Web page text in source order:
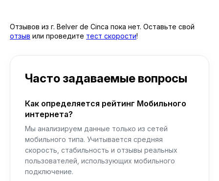
Отзывов из г. Belver de Cinca пока нет. Оставьте свой
отзыв или проведите тест скорости!
Часто задаваемые вопросы
Как определяется рейтинг Мобильного
интернета?
Мы анализируем данные только из сетей
мобильного типа. Учитывается средняя
скорость, стабильность и отзывы реальных
пользователей, использующих мобильного
подключение.